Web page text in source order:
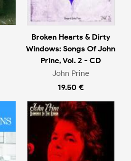
Broken Hearts & Dirty
Windows: Songs Of John
Prine, Vol. 2 - CD
John Prine
19.50 €